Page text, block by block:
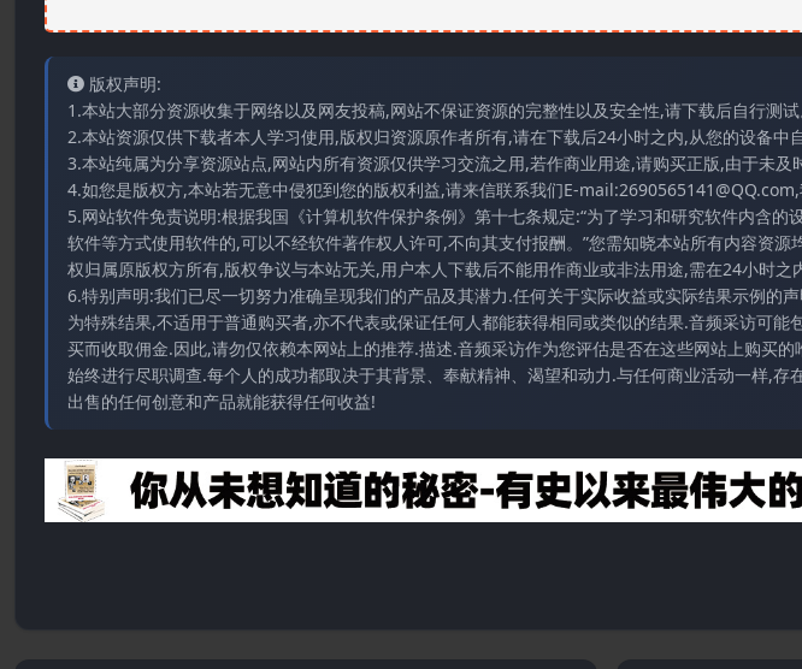
版权声明:
1.本站大部分资源收集于网络以及网友投稿,网站不保证资源的完整性以及安全性,请下载后自行测试
2.本站资源仅供下载者本人学习使用,版权归资源原作者所有,请在下载后24小时之内,从您的设备中
3.本站纯属为分享资源站点,网站内所有资源仅供学习交流之用,若作商业用途,请购买正版,由于未及
4.如您是版权方,本站若无意中侵犯到您的版权利益,请来信联系我们E-
5.网站软件免责说明:根据我国《计算机软件保护条例》第十七条规定:“为了学习和研究软件内含
软件等方式使用软件的,可以不经软件著作权人许可,不向其支付报酬。”您需知晓本站所有内容资
权归属原版权方所有,版权争议与本站无关,用户本人下载后不能用作商业或非法用途,需在24小时之
6.特别声明:我们已尽一切努力准确呈现我们的产品及其潜力.任何关于实际收益或实际结果示例的
为特殊结果,不适用于普通购买者,亦不代表或保证任何人都能获得相同或类似的结果.音频采访可能
买而收取佣金.因此,请勿仅依赖本网站上的推荐.描述.音频采访作为您评估是否在这些网站上购买
始终进行尽职调查.每个人的成功都取决于其背景、奉献精神、渴望和动力.与任何商业活动一样,存
出售的任何创意和产品就能获得任何收益!